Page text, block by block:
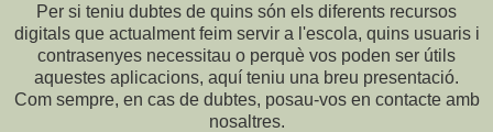
Per si teniu dubtes de quins són els diferents recursos
digitals que actualment feim servir a l'escola, quins usuaris i
contrasenyes necessitau o perquè vos poden ser útils
aquestes aplicacions, aquí teniu una breu presentació.
Com sempre, en cas de dubtes, posau-vos en contacte amb
nosaltres.